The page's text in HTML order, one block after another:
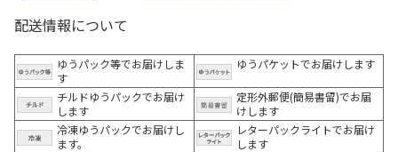
配送情報について
ゆうパック等でお届けしま
す
ゆうパケットでお届けします
チルドゆうパックでお届け
します
定形外郵便(簡易書留)でお届
けします
冷凍ゆうパックでお届けし
ます。
レターパックライトでお届け
します